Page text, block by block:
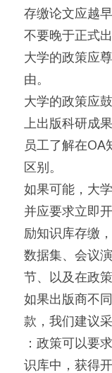
存缴论文应越
不要晚于正式
大学的政策应
由。
大学的政策应
上出版科研成
员工了解在OA
区别。
如果可能，大
并应要求立即
励知识库存缴
数据集、会议
节、以及在政
如果出版商不
款，我们建议
：政策可以要
识库中，获得